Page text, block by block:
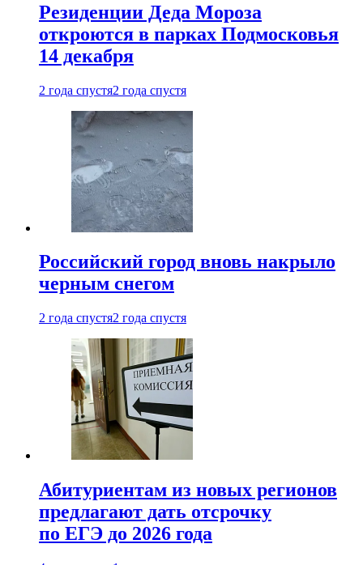
Резиденции Деда Мороза
откроются в парках Подмосковья
14 декабря
2 года спустя2 года спустя
Российский город вновь накрыло
черным снегом
2 года спустя2 года спустя
Абитуриентам из новых регионов
предлагают дать отсрочку
по ЕГЭ до 2026 года